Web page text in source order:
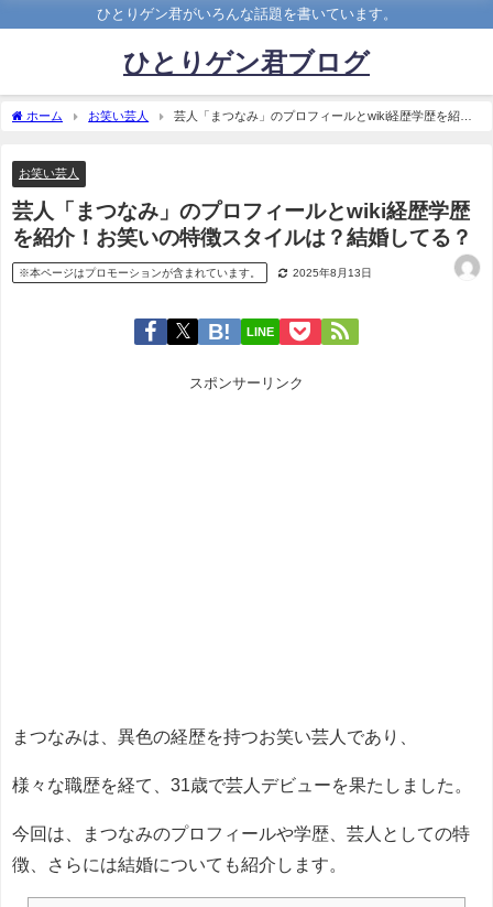
ひとりゲン君がいろんな話題を書いています。
ひとりゲン君ブログ
ホーム お笑い芸人
芸人「まつなみ」のプロフィールとwiki経歴学歴を紹
お笑い芸人
芸人「まつなみ」のプロフィールとwiki経歴学歴
を紹介！お笑いの特徴スタイルは？結婚してる？
※本ページはプロモーションが含まれています。 2025年8月13日
LINE
スポンサーリンク
まつなみは、異色の経歴を持つお笑い芸人であり、
様々な職歴を経て、31歳で芸人デビューを果たしました。
今回は、まつなみのプロフィールや学歴、芸人としての特
徴、さらには結婚についても紹介します。